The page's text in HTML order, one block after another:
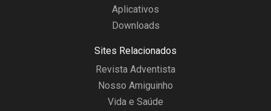
Aplicativos
Downloads
Sites Relacionados
Revista Adventista
Nosso Amiguinho
Vida e Saúde